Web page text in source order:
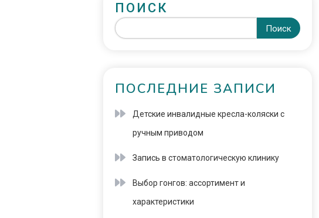
ПОИСК
Поиск
ПОСЛЕДНИЕ ЗАПИСИ
Детские инвалидные кресла-коляски с
ручным приводом
Запись в стоматологическую клинику
Выбор гонгов: ассортимент и
характеристики